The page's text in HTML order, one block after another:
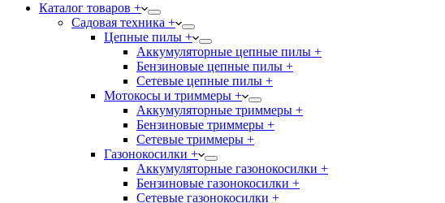
Каталог товаров +
Садовая техника +
Цепные пилы +
Аккумуляторные цепные пилы +
Бензиновые цепные пилы +
Сетевые цепные пилы +
Мотокосы и триммеры +
Аккумуляторные триммеры +
Бензиновые триммеры +
Сетевые триммеры +
Газонокосилки +
Аккумуляторные газонокосилки +
Бензиновые газонокосилки +
Сетевые газонокосилки +